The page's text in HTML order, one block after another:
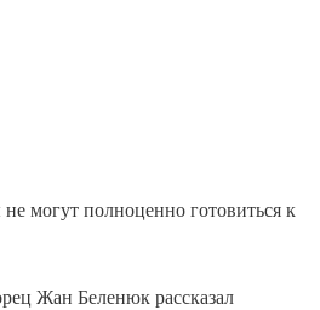
могут полноценно готовиться к
Жан Беленюк рассказал